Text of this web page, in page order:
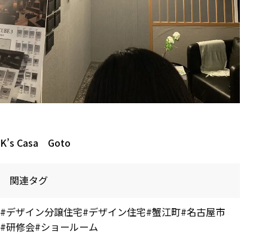
K’s Casa Goto
関連タグ
#デザイン分譲住宅#デザイン住宅#蟹江町#名古屋市
#研修会#ショールーム